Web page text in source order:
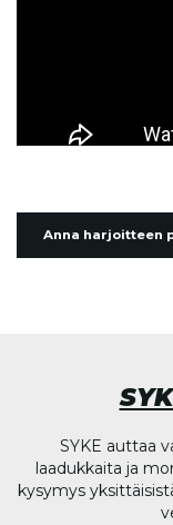
Anna harjoitteen
SYKE auttaa
laadukkaita ja
kysymys